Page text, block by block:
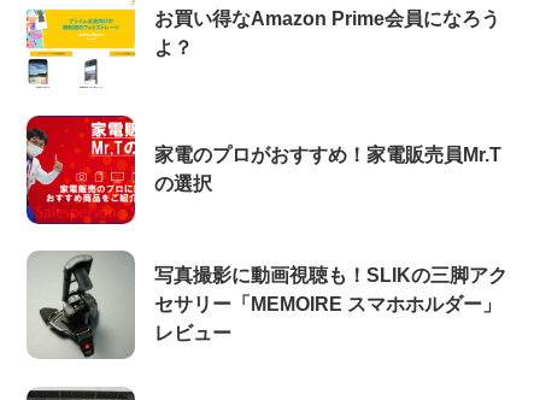
お買い得なAmazon Prime会員になろう
よ？
家電のプロがおすすめ！家電販売員Mr.T
の選択
写真撮影に動画視聴も！SLIKの三脚アク
セサリー「MEMOIRE スマホホルダー」
レビュー